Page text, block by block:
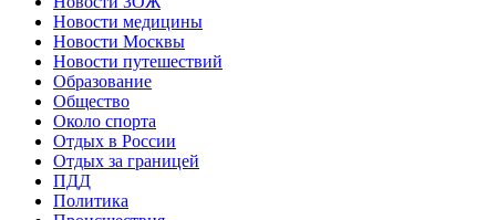
Новости медицины
Новости Москвы
Новости путешествий
Образование
Общество
Около спорта
Отдых в России
Отдых за границей
ПДД
Политика